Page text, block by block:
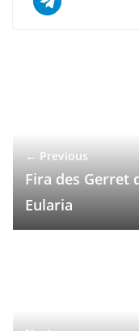
← Previous
Fira des Gerret
Eularia